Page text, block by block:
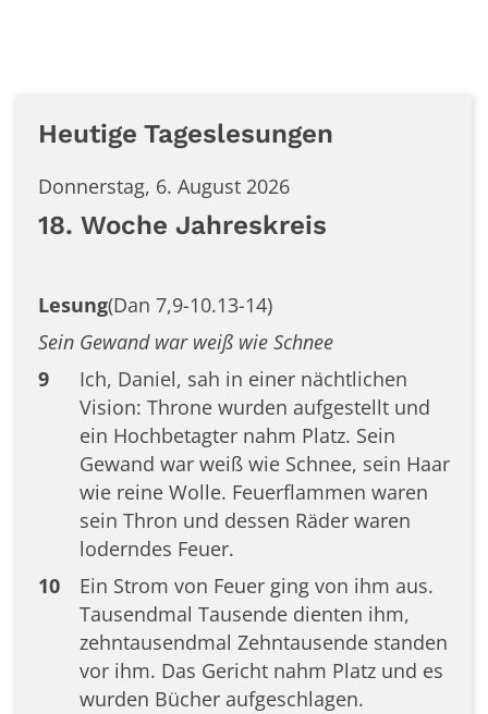
Heutige Tageslesungen
Donnerstag, 6. August 2026
18. Woche Jahreskreis
Lesung(Dan 7,9-10.13-14)
Sein Gewand war weiß wie Schnee
9
Ich, Daniel, sah in einer nächtlichen
Vision: Throne wurden aufgestellt und
ein Hochbetagter nahm Platz. Sein
Gewand war weiß wie Schnee, sein Haar
wie reine Wolle. Feuerflammen waren
sein Thron und dessen Räder waren
loderndes Feuer.
10
Ein Strom von Feuer ging von ihm aus.
Tausendmal Tausende dienten ihm,
zehntausendmal Zehntausende standen
vor ihm. Das Gericht nahm Platz und es
wurden Bücher aufgeschlagen.